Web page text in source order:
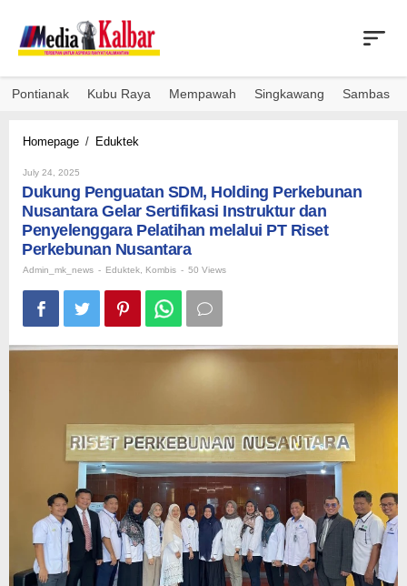
content
Pontianak Kubu Raya Mempawah Singkawang Sambas
Homepage / Eduktek
Holding
Perkebunan
Nusantara
Gelar
Sertifikasi
Instruktur
dan
Penyelenggara
Pelatihan
PT
July 24, 2025
Dukung Penguatan SDM, Holding Perkebunan
Nusantara Gelar Sertifikasi Instruktur dan
Penyelenggara Pelatihan melalui PT Riset
Perkebunan Nusantara
Admin_mk_news - Eduktek Kombis - 50 Views